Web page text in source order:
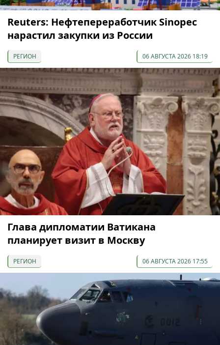
Reuters: Нефтепереработчик Sinopec
нарастил закупки из России
РЕГИОН 06 АВГУСТА 2026 18:19
Глава дипломатии Ватикана
планирует визит в Москву
РЕГИОН 06 АВГУСТА 2026 17:55